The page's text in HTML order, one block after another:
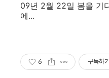
09년 2월 22일 봄을 기
에...
6 구독하기